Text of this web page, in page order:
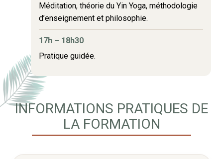
Méditation, théorie du Yin Yoga, méthodologie
d’enseignement et philosophie.
17h – 18h30
Pratique guidée.
INFORMATIONS PRATIQUES DE
LA FORMATION